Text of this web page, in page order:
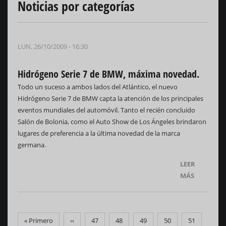
Noticias por categorías
LUN, 26/10/2009 - 16:30
Hidrógeno Serie 7 de BMW, máxima novedad.
Todo un suceso a ambos lados del Atlántico, el nuevo
Hidrógeno Serie 7 de BMW capta la atención de los principales
eventos mundiales del automóvil. Tanto el recién concluido
Salón de Bolonia, como el Auto Show de Los Ángeles brindaron
lugares de preferencia a la última novedad de la marca
germana.
LEER
MÁS
Paginación
Primera
« Primero
Página
‹‹ Página
47 Página
48 Página
49 Página
50 Página
51